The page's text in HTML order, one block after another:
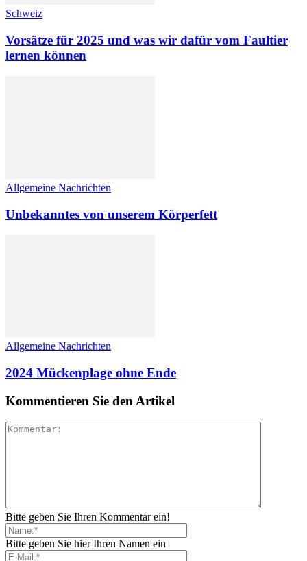
Schweiz
Vorsätze für 2025 und was wir dafür vom Faultier
lernen können
Allgemeine Nachrichten
Unbekanntes von unserem Körperfett
Allgemeine Nachrichten
2024 Mückenplage ohne Ende
Kommentieren Sie den Artikel
Bitte geben Sie Ihren Kommentar ein!
Bitte geben Sie hier Ihren Namen ein